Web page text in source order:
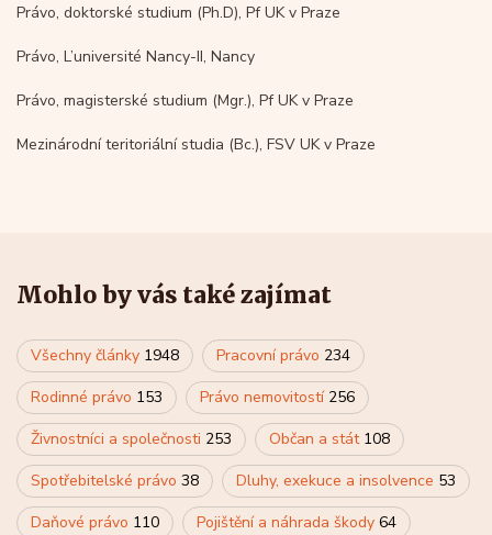
Právo, doktorské studium (Ph.D), Pf UK v Praze
Právo, L’université Nancy-II, Nancy
Právo, magisterské studium (Mgr.), Pf UK v Praze
Mezinárodní teritoriální studia (Bc.), FSV UK v Praze
Mohlo by vás také zajímat
Všechny články 1948 Pracovní právo 234
Rodinné právo 153 Právo nemovitostí 256
Živnostníci a společnosti 253 Občan a stát 108
Spotřebitelské právo 38 Dluhy, exekuce a insolvence 53
Daňové právo 110 Pojištění a náhrada škody 64